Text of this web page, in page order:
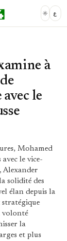
ع
à
le
Mohamed
le vice-
Alexander
solidité des
élan depuis la
volonté
la
et plus